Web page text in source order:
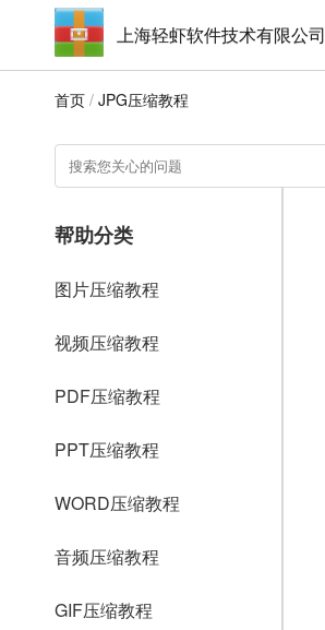
上海轻虾软件技术有限公司
首页 / JPG压缩教程
帮助分类
图片压缩教程
视频压缩教程
PDF压缩教程
PPT压缩教程
WORD压缩教程
音频压缩教程
GIF压缩教程